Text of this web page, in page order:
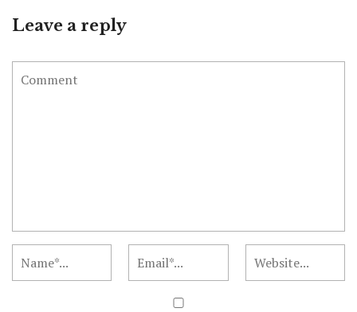
Leave a reply